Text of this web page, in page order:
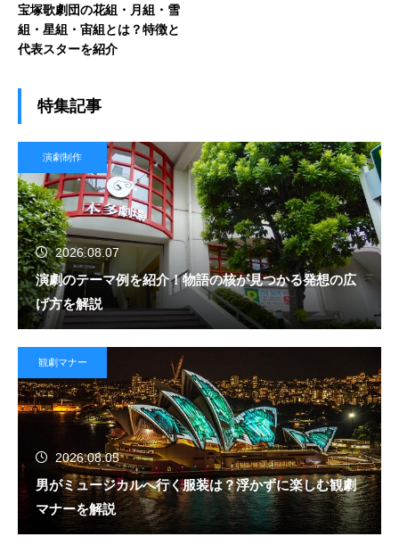
宝塚歌劇団の花組・月組・雪
組・星組・宙組とは？特徴と
代表スターを紹介
特集記事
演劇制作
2026.08.07
演劇のテーマ例を紹介！物語の核が見つかる発想の広
げ方を解説
観劇マナー
2026.08.05
男がミュージカルへ行く服装は？浮かずに楽しむ観劇
マナーを解説